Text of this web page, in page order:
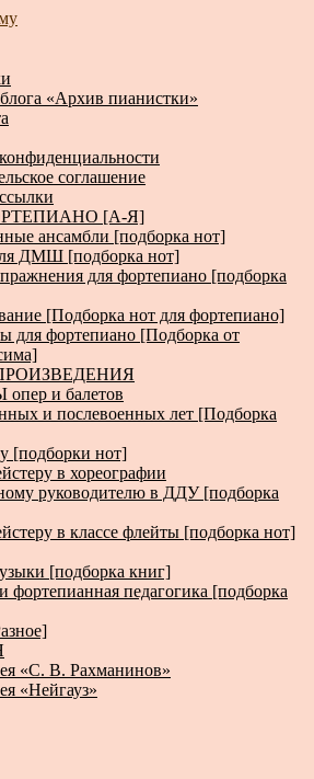
книги, музыка, статьи…
«Архив пианистки»
соглашение
[А-Я]
ансамбли [подборка нот]
ДМШ [подборка нот]
для фортепиано [подборка
[Подборка нот для фортепиано]
для фортепиано [Подборка от
и балетов
и послевоенных лет [Подборка
[подборки нот]
в хореографии
руководителю в ДДУ [подборка
в классе флейты [подборка нот]
[подборка книг]
фортепианная педагогика [подборка
«С. В. Рахманинов»
«Нейгауз»